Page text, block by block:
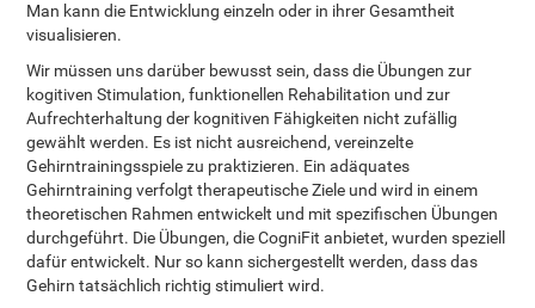
Man kann die Entwicklung einzeln oder in ihrer Gesamtheit
visualisieren.
Wir müssen uns darüber bewusst sein, dass die Übungen zur
kogitiven Stimulation, funktionellen Rehabilitation und zur
Aufrechterhaltung der kognitiven Fähigkeiten nicht zufällig
gewählt werden. Es ist nicht ausreichend, vereinzelte
Gehirntrainingsspiele zu praktizieren. Ein adäquates
Gehirntraining verfolgt therapeutische Ziele und wird in einem
theoretischen Rahmen entwickelt und mit spezifischen Übungen
durchgeführt. Die Übungen, die CogniFit anbietet, wurden speziell
dafür entwickelt. Nur so kann sichergestellt werden, dass das
Gehirn tatsächlich richtig stimuliert wird.